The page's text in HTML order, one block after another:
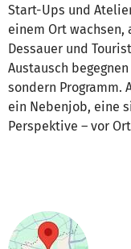
Start-Ups und
einem Ort wachsen,
Dessauer und
Austausch
sondern Programm.
ein Nebenjob, eine
Perspektive – vor